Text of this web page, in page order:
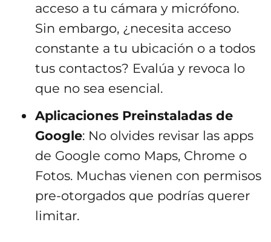
acceso a tu cámara y micrófono.
Sin embargo, ¿necesita acceso
constante a tu ubicación o a todos
tus contactos? Evalúa y revoca lo
que no sea esencial.
Aplicaciones Preinstaladas de
Google: No olvides revisar las apps
de Google como Maps, Chrome o
Fotos. Muchas vienen con permisos
pre-otorgados que podrías querer
limitar.